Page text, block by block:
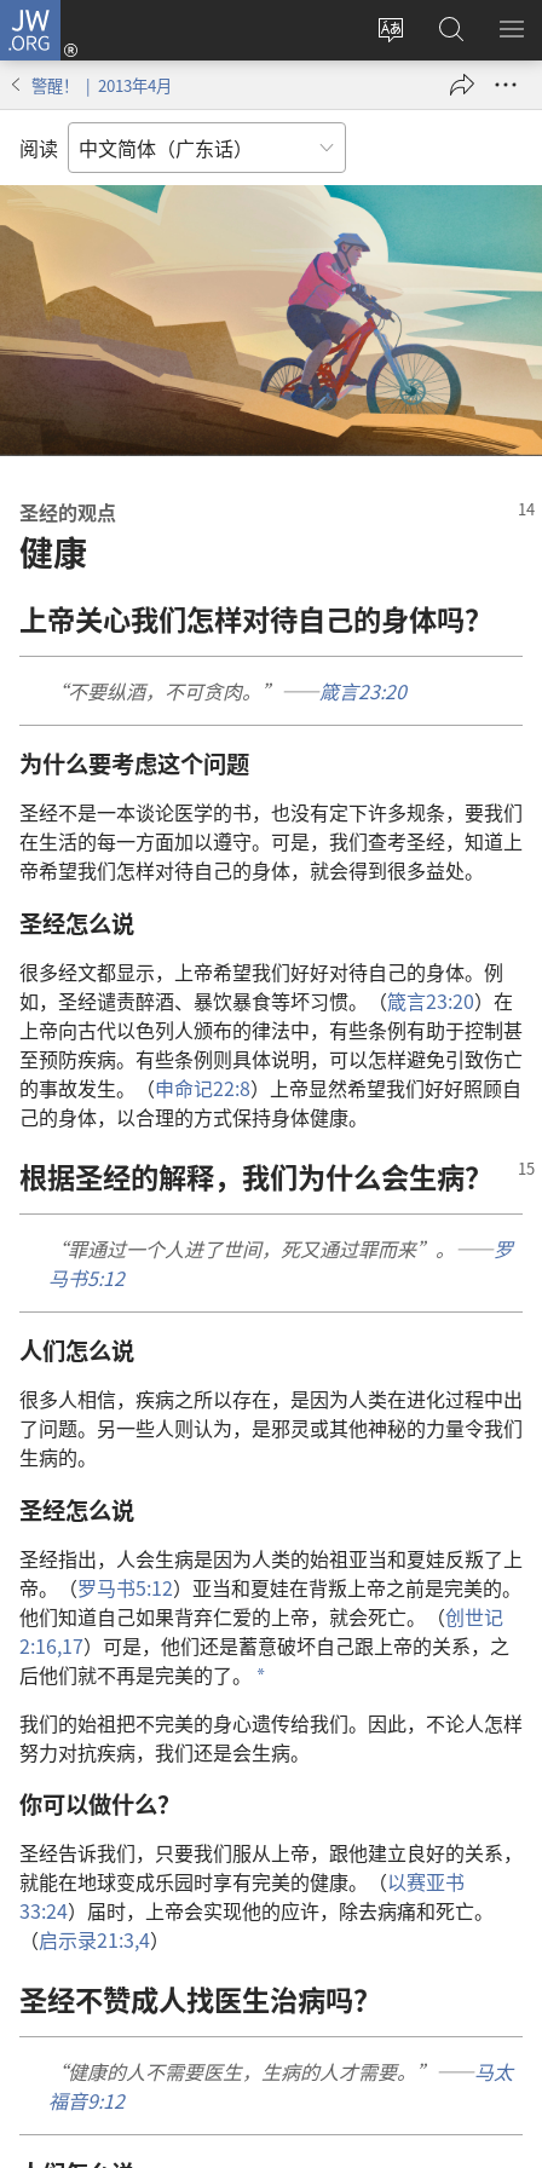
JW.ORG
更
言
登
录
（打
口）
搜
索
JW.ORG
显
警醒！ | 2013年4月
阅读
圣经的观点
健康
上帝关心我们怎样对待自己的身体吗？
“不要纵酒，不可贪肉。”——箴言23:20
为什么要考虑这个问题
圣经不是一本谈论医学的书，也没有定下许多规条，要我们
在生活的每一方面加以遵守。可是，我们查考圣经，知道上
帝希望我们怎样对待自己的身体，就会得到很多益处。
圣经怎么说
很多经文都显示，上帝希望我们好好对待自己的身体。例
如，圣经谴责醉酒、暴饮暴食等坏习惯。（箴言23:20）在
上帝向古代以色列人颁布的律法中，有些条例有助于控制甚
至预防疾病。有些条例则具体说明，可以怎样避免引致伤亡
的事故发生。（申命记22:8）上帝显然希望我们好好照顾自
己的身体，以合理的方式保持身体健康。
根据圣经的解释，我们为什么会生病？
“罪通过一个人进了世间，死又通过罪而来”。——罗
马书5:12
人们怎么说
很多人相信，疾病之所以存在，是因为人类在进化过程中出
了问题。另一些人则认为，是邪灵或其他神秘的力量令我们
生病的。
圣经怎么说
圣经指出，人会生病是因为人类的始祖亚当和夏娃反叛了上
帝。（罗马书5:12）亚当和夏娃在背叛上帝之前是完美的。
他们知道自己如果背弃仁爱的上帝，就会死亡。（创世记
2:16,17）可是，他们还是蓄意破坏自己跟上帝的关系，之
后他们就不再是完美的了。
*
我们的始祖把不完美的身心遗传给我们。因此，不论人怎样
努力对抗疾病，我们还是会生病。
你可以做什么？
圣经告诉我们，只要我们服从上帝，跟他建立良好的关系，
就能在地球变成乐园时享有完美的健康。（以赛亚书
33:24）届时，上帝会实现他的应许，除去病痛和死亡。
（启示录21:3,4）
圣经不赞成人找医生治病吗？
“健康的人不需要医生，生病的人才需要。”——马太
福音9:12